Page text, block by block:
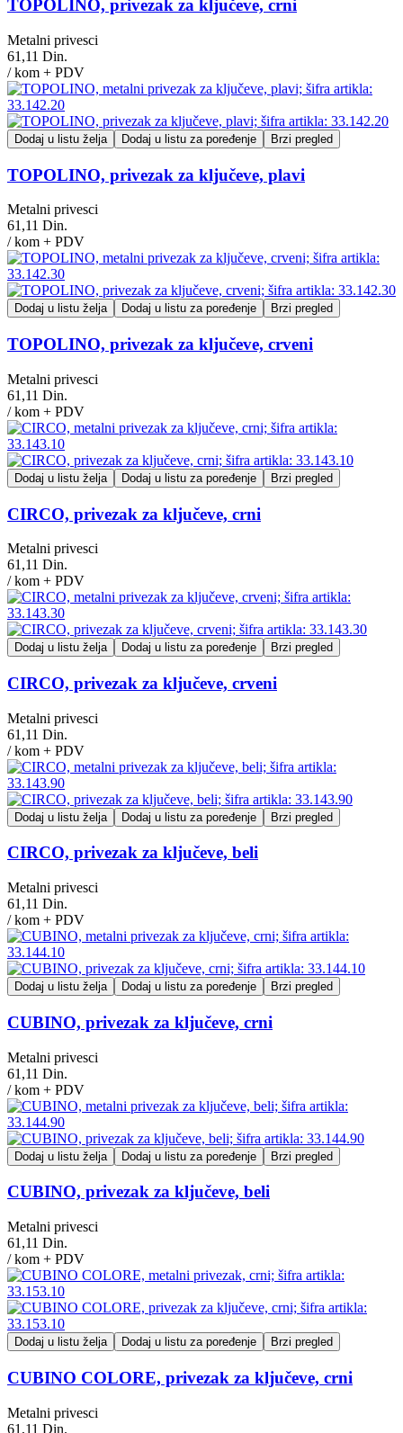
TOPOLINO, privezak za ključeve, crni
Metalni privesci
61,11 Din.
/ kom + PDV
Dodaj u listu želja Dodaj u listu za poređenje Brzi pregled
TOPOLINO, privezak za ključeve, plavi
Metalni privesci
61,11 Din.
/ kom + PDV
Dodaj u listu želja Dodaj u listu za poređenje Brzi pregled
TOPOLINO, privezak za ključeve, crveni
Metalni privesci
61,11 Din.
/ kom + PDV
Dodaj u listu želja Dodaj u listu za poređenje Brzi pregled
CIRCO, privezak za ključeve, crni
Metalni privesci
61,11 Din.
/ kom + PDV
Dodaj u listu želja Dodaj u listu za poređenje Brzi pregled
CIRCO, privezak za ključeve, crveni
Metalni privesci
61,11 Din.
/ kom + PDV
Dodaj u listu želja Dodaj u listu za poređenje Brzi pregled
CIRCO, privezak za ključeve, beli
Metalni privesci
61,11 Din.
/ kom + PDV
Dodaj u listu želja Dodaj u listu za poređenje Brzi pregled
CUBINO, privezak za ključeve, crni
Metalni privesci
61,11 Din.
/ kom + PDV
Dodaj u listu želja Dodaj u listu za poređenje Brzi pregled
CUBINO, privezak za ključeve, beli
Metalni privesci
61,11 Din.
/ kom + PDV
Dodaj u listu želja Dodaj u listu za poređenje Brzi pregled
CUBINO COLORE, privezak za ključeve, crni
Metalni privesci
61,11 Din.